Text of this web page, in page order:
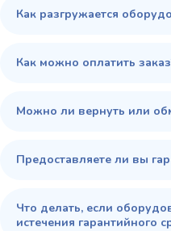
45 900 ₽
Как разгружается
Как можно оплатить
Можно ли вернуть или
Предоставляете ли вы
Что делать, если
истечения гарантийного